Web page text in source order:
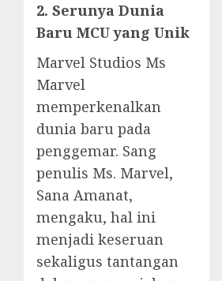
2. Serunya Dunia
Baru MCU yang Unik
Marvel Studios Ms
Marvel
memperkenalkan
dunia baru pada
penggemar. Sang
penulis Ms. Marvel,
Sana Amanat,
mengaku, hal ini
menjadi keseruan
sekaligus tantangan